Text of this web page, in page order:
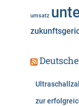
umsatz
zur